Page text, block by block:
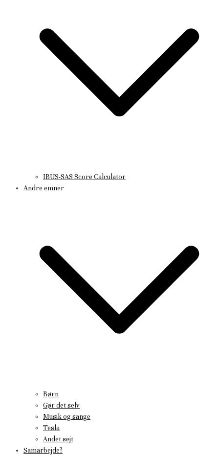
IBUS-SAS Score Calculator
Andre emner
Børn
Gør det selv
Musik og sange
Tesla
Andet sejt
Samarbejde?